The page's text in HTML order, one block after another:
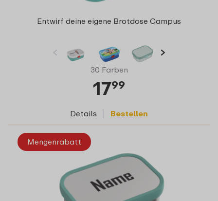
Entwirf deine eigene Brotdose Campus
30 Farben
1799
Details Bestellen
Mengenrabatt